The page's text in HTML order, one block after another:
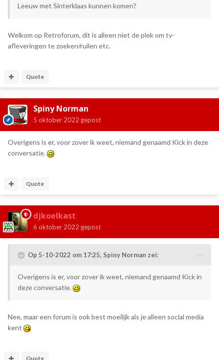
Leeuw met Sinterklaas kunnen komen?
Welkom op Retroforum, dit is alleen niet de plek om tv-
afleveringen te zoeken/ruilen etc.
Quote
Spiny Norman
5 oktober 2022 gepost
Overigens is er, voor zover ik weet, niemand genaamd Kick in deze
conversatie.
Quote
djkoelkast
6 oktober 2022 gepost
Op 5-10-2022 om 17:25, Spiny Norman zei:
Overigens is er, voor zover ik weet, niemand genaamd Kick in
deze conversatie.
Nee, maar een forum is ook best moeilijk als je alleen social media
kent
Quote